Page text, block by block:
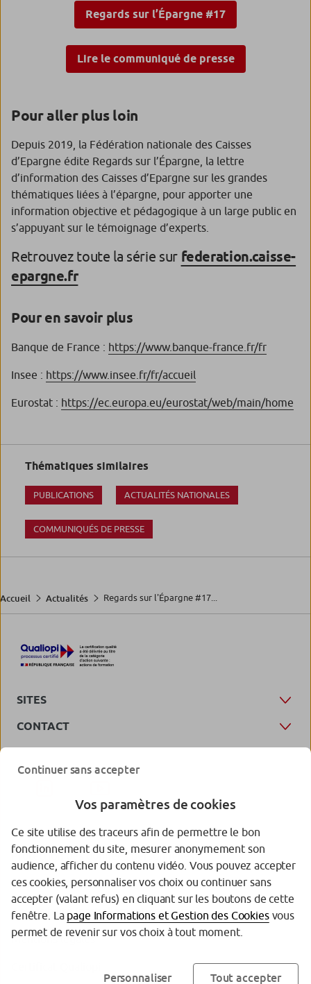
Regards sur l’Épargne #17
Lire le communiqué de presse
Pour aller plus loin
Depuis 2019, la Fédération nationale des Caisses
d’Epargne édite Regards sur l’Épargne, la lettre
d’information des Caisses d’Epargne sur les grandes
thématiques liées à l’épargne, pour apporter une
information objective et pédagogique à un large public en
s’appuyant sur le témoignage d’experts.
Retrouvez toute la série sur federation.caisse-
epargne.fr
Pour en savoir plus
Banque de France : https://www.banque-france.fr/fr
Insee : https://www.insee.fr/fr/accueil
Eurostat : https://ec.europa.eu/eurostat/web/main/home
Thématiques similaires
PUBLICATIONS ACTUALITÉS NATIONALES
COMMUNIQUÉS DE PRESSE
Accueil Actualités Regards sur l'Épargne #17...
SITES
CONTACT
Protection des données personnelles
Gestion des cookies
Accessibilité (partiellement conforme)
Mentions légales
Continuer sans accepter
Vos paramètres de cookies
Ce site utilise des traceurs afin de permettre le bon
fonctionnement du site, mesurer anonymement son
audience, afficher du contenu vidéo. Vous pouvez accepter
ces cookies, personnaliser vos choix ou continuer sans
accepter (valant refus) en cliquant sur les boutons de cette
fenêtre. La page Informations et Gestion des Cookiesvous
permet de revenir sur vos choix à tout moment.
Personnaliser Tout accepter